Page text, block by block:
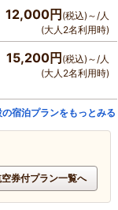
12,000円 (税込)～/人
(大人2名利用時)
15,200円 (税込)～/人
(大人2名利用時)
の宿泊プランをもっとみる
券付プラン一覧へ